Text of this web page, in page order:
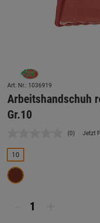
Art. Nr.: 1036919
Arbeitshandschuh
Gr.10
Kein
(0) Jetzt
10